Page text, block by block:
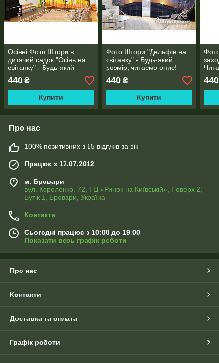
Осінні Фото Штори в
дитячий садок "Осінь на
світанку" - Будь-який
440 ₴
Купити
Фото Штори "Дельфін на
світанку" - Будь-який
розмір, читаємо опис!
440₴
Купити
440
Про нас
100% позитивних з 15 відгуків за рік
Працює з 17.07.2012
м. Бровари
вул. Короленко, 72, ТЦ «Ринок на Київській», Поверх 2,
Бутік 1, Бровари, Україна
Контакти
Сьогодні працює з 10:00 до 19:00
Показати весь графік роботи
Про нас
Контакти
Доставка та оплата
Графік роботи